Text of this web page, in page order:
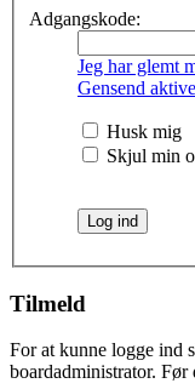
Adgangskode:
Jeg har glemt
Gensend
Husk mig
Skjul min
Tilmeld
For at kunne logge ind
boardadministrator.